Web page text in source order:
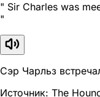
" Sir Charles was
"
Сэр Чарльз
Источник: The